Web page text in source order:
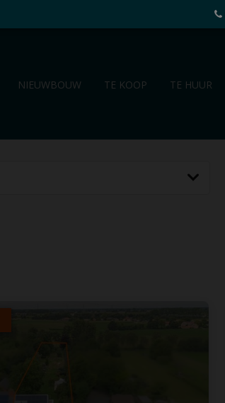
NIEUWBOUW TE KOOP TE HUUR